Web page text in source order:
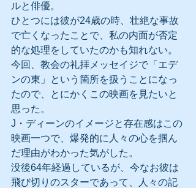
ルと俳優。
ひとつには彼が24歳の時、壮絶な事故
で亡くなったことで、私の内面が否定
的な処理をしていたのかも知れない。
今回、教会の礼拝メッセイジで「エデ
ンの東」という箇所を扱うことになっ
たので、とにかくこの映画を見たいと
思った。
J・ディーンのイメージと存在感はこの
映画一つで、爆発的に人々の心を掴ん
だ理由がわかった気がした。
没後64年経過しているが、今なお彼は
飛び切りのスターであって、人々の記